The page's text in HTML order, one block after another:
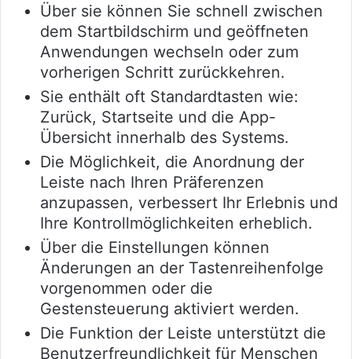
Über sie können Sie schnell zwischen
dem Startbildschirm und geöffneten
Anwendungen wechseln oder zum
vorherigen Schritt zurückkehren.
Sie enthält oft Standardtasten wie:
Zurück, Startseite und die App-
Übersicht innerhalb des Systems.
Die Möglichkeit, die Anordnung der
Leiste nach Ihren Präferenzen
anzupassen, verbessert Ihr Erlebnis und
Ihre Kontrollmöglichkeiten erheblich.
Über die Einstellungen können
Änderungen an der Tastenreihenfolge
vorgenommen oder die
Gestensteuerung aktiviert werden.
Die Funktion der Leiste unterstützt die
Benutzerfreundlichkeit für Menschen